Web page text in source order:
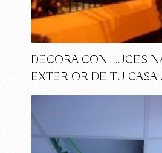
DECORA CON LUCES
EXTERIOR DE TU